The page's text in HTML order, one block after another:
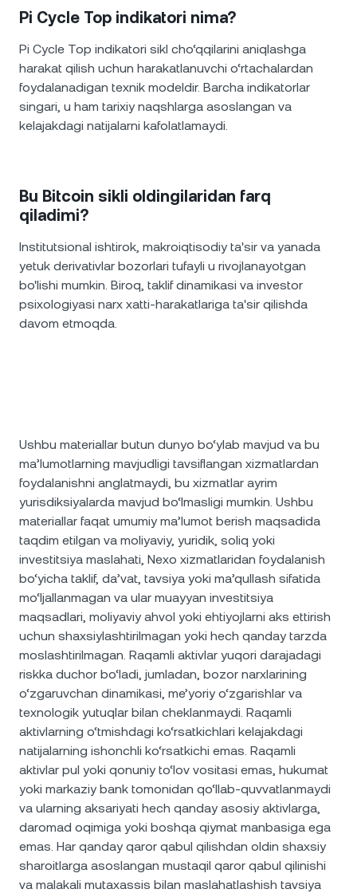
Pi Cycle Top indikatori nima?
Pi Cycle Top indikatori sikl cho‘qqilarini aniqlashga
harakat qilish uchun harakatlanuvchi o‘rtachalardan
foydalanadigan texnik modeldir. Barcha indikatorlar
singari, u ham tarixiy naqshlarga asoslangan va
kelajakdagi natijalarni kafolatlamaydi.
Bu Bitcoin sikli oldingilaridan farq
qiladimi?
Institutsional ishtirok, makroiqtisodiy ta'sir va yanada
yetuk derivativlar bozorlari tufayli u rivojlanayotgan
bo'lishi mumkin. Biroq, taklif dinamikasi va investor
psixologiyasi narx xatti-harakatlariga ta'sir qilishda
davom etmoqda.
Ushbu materiallar butun dunyo bo‘ylab mavjud va bu
ma’lumotlarning mavjudligi tavsiflangan xizmatlardan
foydalanishni anglatmaydi, bu xizmatlar ayrim
yurisdiksiyalarda mavjud bo‘lmasligi mumkin. Ushbu
materiallar faqat umumiy ma’lumot berish maqsadida
taqdim etilgan va moliyaviy, yuridik, soliq yoki
investitsiya maslahati, Nexo xizmatlaridan foydalanish
bo‘yicha taklif, da’vat, tavsiya yoki ma’qullash sifatida
mo‘ljallanmagan va ular muayyan investitsiya
maqsadlari, moliyaviy ahvol yoki ehtiyojlarni aks ettirish
uchun shaxsiylashtirilmagan yoki hech qanday tarzda
moslashtirilmagan. Raqamli aktivlar yuqori darajadagi
riskka duchor bo‘ladi, jumladan, bozor narxlarining
o‘zgaruvchan dinamikasi, me’yoriy o‘zgarishlar va
texnologik yutuqlar bilan cheklanmaydi. Raqamli
aktivlarning o‘tmishdagi ko‘rsatkichlari kelajakdagi
natijalarning ishonchli ko‘rsatkichi emas. Raqamli
aktivlar pul yoki qonuniy to‘lov vositasi emas, hukumat
yoki markaziy bank tomonidan qo‘llab-quvvatlanmaydi
va ularning aksariyati hech qanday asosiy aktivlarga,
daromad oqimiga yoki boshqa qiymat manbasiga ega
emas. Har qanday qaror qabul qilishdan oldin shaxsiy
sharoitlarga asoslangan mustaqil qaror qabul qilinishi
va malakali mutaxassis bilan maslahatlashish tavsiya